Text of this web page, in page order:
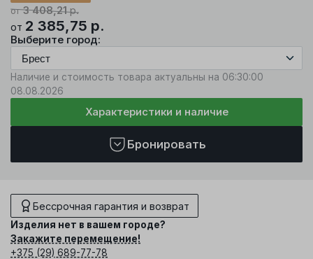
от3 408,21р.
от 2 385,75 р.
Выберите город:
Наличие и стоимость товара актуальны на 06:30:00
08.08.2026
Характеристики и наличие
Бронировать
Бессрочная гарантия и возврат
Изделия нет в вашем городе?
Закажите перемещение!
+375 (29) 689-77-78